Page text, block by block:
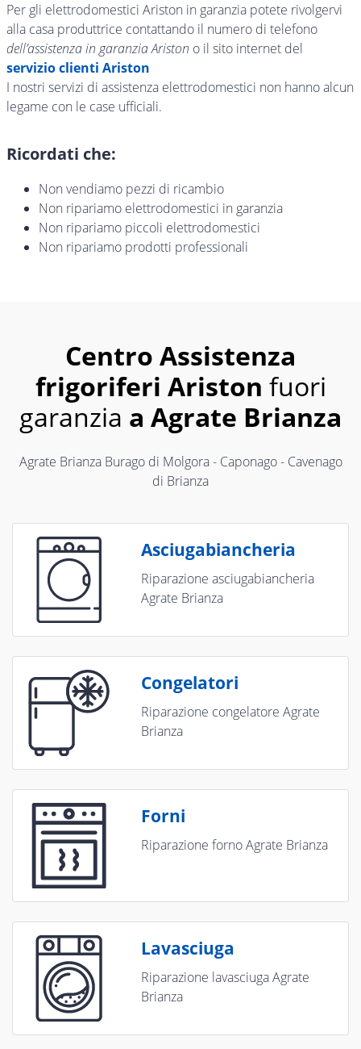
Per gli elettrodomestici Ariston in garanzia potete rivolgervi
alla casa produttrice contattando il numero di telefono
dell’assistenza in garanzia Ariston o il sito internet del
servizio clienti Ariston
I nostri servizi di assistenza elettrodomestici non hanno alcun
legame con le case ufficiali.
Ricordati che:
Non vendiamo pezzi di ricambio
Non ripariamo elettrodomestici in garanzia
Non ripariamo piccoli elettrodomestici
Non ripariamo prodotti professionali
Centro Assistenza
frigoriferi Ariston fuori
garanzia a Agrate Brianza
Agrate Brianza Burago di Molgora - Caponago - Cavenago
di Brianza
Asciugabiancheria
Riparazione asciugabiancheria
Agrate Brianza
Congelatori
Riparazione congelatore Agrate
Brianza
Forni
Riparazione forno Agrate Brianza
Lavasciuga
Riparazione lavasciuga Agrate
Brianza